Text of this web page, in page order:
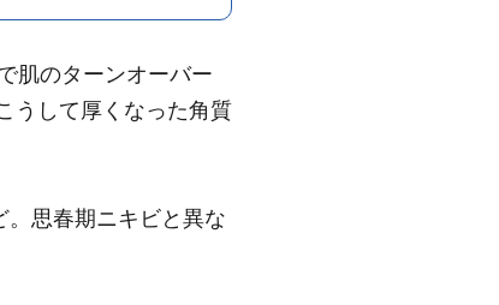
肌のターンオーバー
うして厚くなった角質
思春期ニキビと異な